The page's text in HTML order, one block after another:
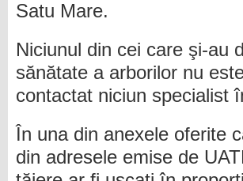
Satu Mare.
Niciunul din cei care şi-au
sănătate a arborilor nu
contactat niciun specialist
În una din anexele oferite
din adresele emise de